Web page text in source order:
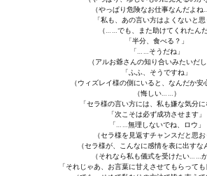
（やっぱり危険なお仕事なんだよね
「私も、あの言い方はよくないと思
（……でも、また助けてくれたんだ
「半分、食べる？」
「……そうだね」
（アルお爺さんの知り合いみたいだ
「ふふ、そうですね」
（ウィズレイ様の側にいると、なんだか安
（悔しい……）
「セラ様の言い方には、私も嫌な気分に
「次こそは必ず成功させます」
「……無理しないでね、ロウ」
（セラ様を見返すチャンスだと思お
（セラ様が、こんなに感情を表に出すな
（それなら私も儀式を受けたい……か
「それじゃあ、お言葉に甘えさせてもらっても